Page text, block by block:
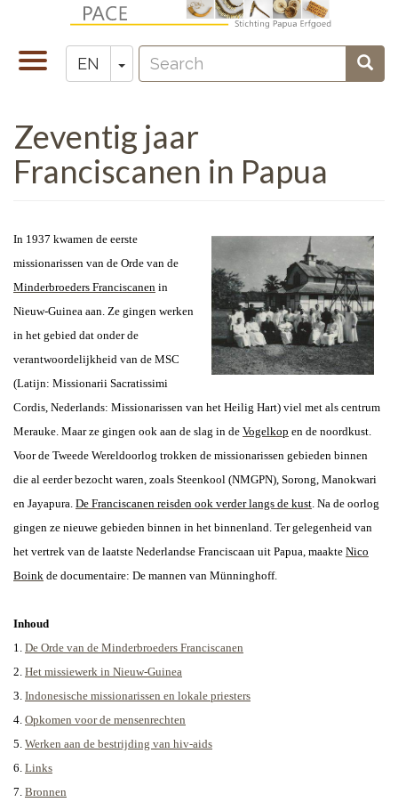
mainToggle
navigation
EN Toggle Dropdown
Zoeken
Search
Zeventig jaar
Franciscanen in Papua
In 1937 kwamen de eerste
missionarissen van de Orde van de
Minderbroeders Franciscanen in
Nieuw-Guinea aan. Ze gingen werken
in het gebied dat onder de
verantwoordelijkheid van de MSC
(Latijn: Missionarii Sacratissimi
Cordis, Nederlands: Missionarissen van het Heilig Hart) viel met als centrum
Merauke. Maar ze gingen ook aan de slag in de Vogelkop en de noordkust.
Voor de Tweede Wereldoorlog trokken de missionarissen gebieden binnen
die al eerder bezocht waren, zoals Steenkool (NMGPN), Sorong, Manokwari
en Jayapura. De Franciscanen reisden ook verder langs de kust Na de oorlog
gingen ze nieuwe gebieden binnen in het binnenland. Ter gelegenheid van
het vertrek van de laatste Nederlandse Franciscaan uit Papua, maakte Nico
Boink de documentaire: De mannen van Münninghoff.
Inhoud
1. De Orde van de Minderbroeders Franciscanen
2. Het missiewerk in Nieuw-Guinea
3. Indonesische missionarissen en lokale priesters
4. Opkomen voor de mensenrechten
5. Werken aan de bestrijding van hiv-aids
6. Links
7. Bronnen